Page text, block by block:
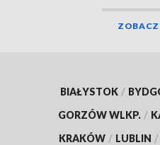
ZOBACZ
BIAŁYSTOK /
GORZÓW WLKP. /
KRAKÓW / LUBLIN /